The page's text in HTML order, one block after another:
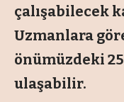
çalışabilecek
Uzmanlara
önümüzdeki 25
ulaşabilir.